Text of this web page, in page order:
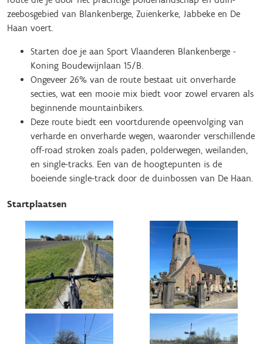
zeebosgebied van Blankenberge, Zuienkerke, Jabbeke en De
Haan voert.
Starten doe je aan Sport Vlaanderen Blankenberge -
Koning Boudewijnlaan 15/B.
Ongeveer 26% van de route bestaat uit onverharde
secties, wat een mooie mix biedt voor zowel ervaren als
beginnende mountainbikers.
Deze route biedt een voortdurende opeenvolging van
verharde en onverharde wegen, waaronder verschillende
off-road stroken zoals paden, polderwegen, weilanden,
en single-tracks. Een van de hoogtepunten is de
boeiende single-track door de duinbossen van De Haan.
Startplaatsen